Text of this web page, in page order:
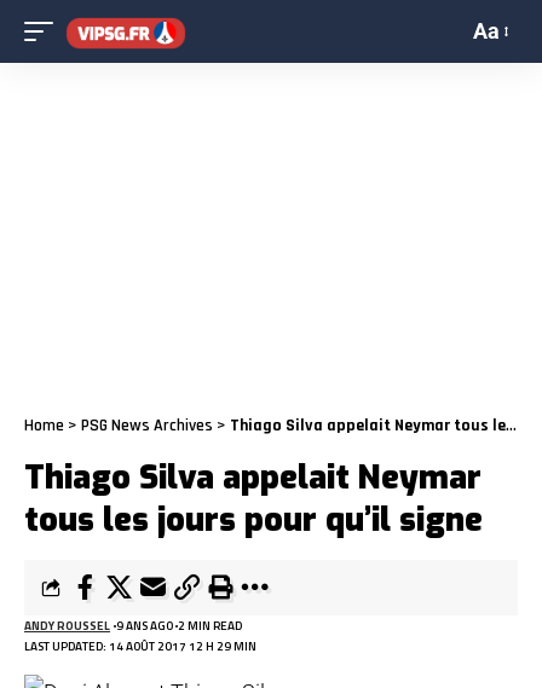
Aa
Home > PSG News Archives > Thiago Silva appelait Neymar tous les jours pour qu’il signe
Thiago Silva appelait Neymar
tous les jours pour qu’il signe
LAST UPDATED: 14 AOÛT 2017 12 H 29 MIN
ANDY ROUSSEL 9 ANS AGO 2 MIN READ